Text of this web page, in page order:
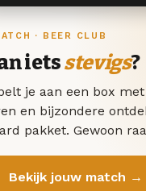
· BEER CLUB
ietsstevigs?
je aan een box
en bijzondere
pakket. Gewoon
Bekijk jouw match →